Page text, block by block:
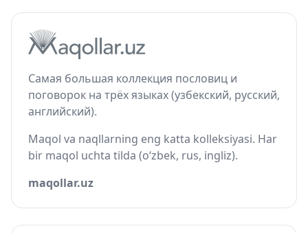
Самая большая коллекция пословиц и
поговорок на трёх языках (узбекский, русский,
английский).
Maqol va naqllarning eng katta kolleksiyasi. Har
bir maqol uchta tilda (o‘zbek, rus, ingliz).
maqollar.uz